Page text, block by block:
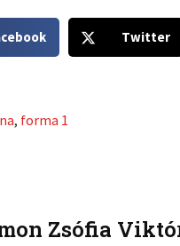
h
t
t
Twitter
, forma 1
Zsófia